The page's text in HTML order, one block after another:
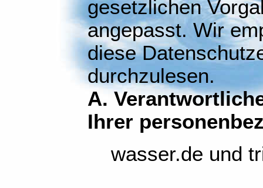
gesetzlichen
angepasst. Wir
diese
durchzulesen.
A.
Ihrer
wasser.de und